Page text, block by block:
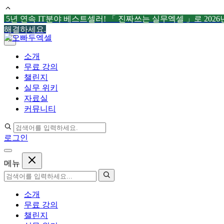
5년 연속 IT분야 베스트셀러! 「 진짜쓰는 실무엑셀 」로 2026
해결하세요.
×
컨
텐
소개
무료 강의
챌린지
실무 위키
자료실
커뮤니티
로그인
메뉴
소개
무료 강의
챌린지